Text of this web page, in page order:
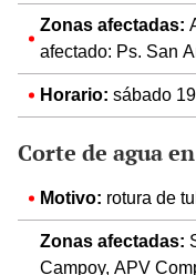
Zonas afectadas:
afectado: Ps. San
Horario: sábado
Corte de agua
Motivo: rotura de
Zonas afectadas:
Campoy, APV